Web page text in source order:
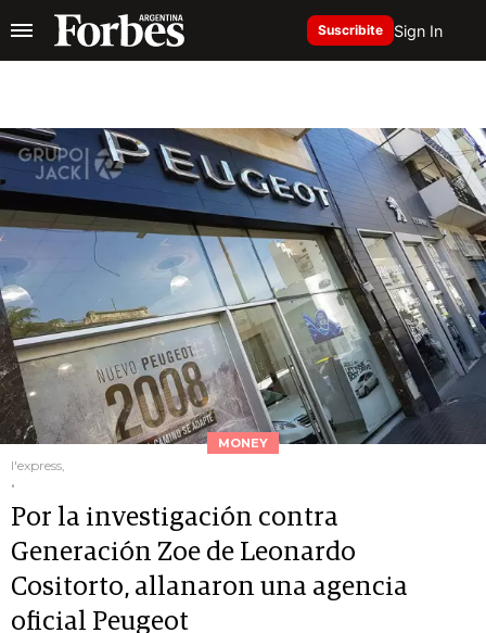
Suscribite Sign In
MONEY
l'express,
.
Por la investigación contra
Generación Zoe de Leonardo
Cositorto, allanaron una agencia
oficial Peugeot